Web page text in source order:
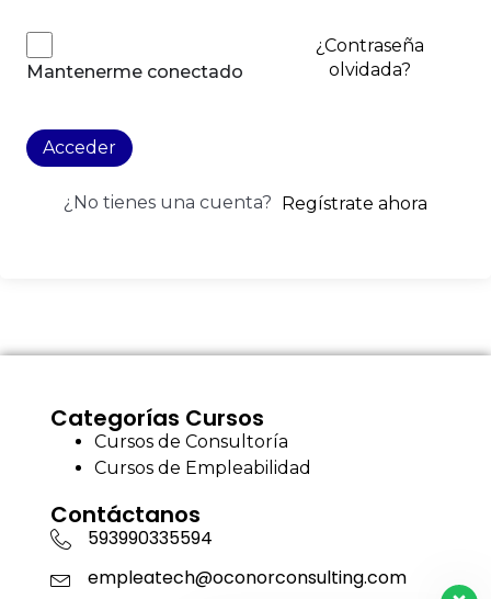
Mantenerme conectado
¿Contraseña
olvidada?
Acceder
¿No tienes una cuenta? Regístrate ahora
Categorías Cursos
Cursos de Consultoría
Cursos de Empleabilidad
Contáctanos
593990335594
empleatech@oconorconsulting.com